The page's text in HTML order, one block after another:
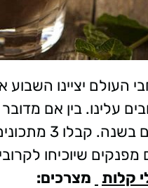
העולם יציינו השבוע
עלינו. בין אם
מפנקים שיוכיחו
קלות
מצרכים: